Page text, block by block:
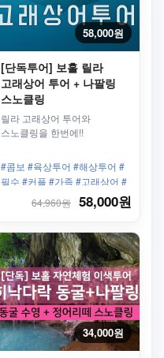
58,000원
[단독투어] 보홀 릴라
고래상어 투어 + 나팔링
스노클링
릴라 고래상어 투어와
스노클링을 한번에!!
#콤보 #육상투어 #해상투어 #
필수 #커플 #가족 #고래상어 #
릴라 #나팔링 #스노클링
64,960원 58,000원
34,000원